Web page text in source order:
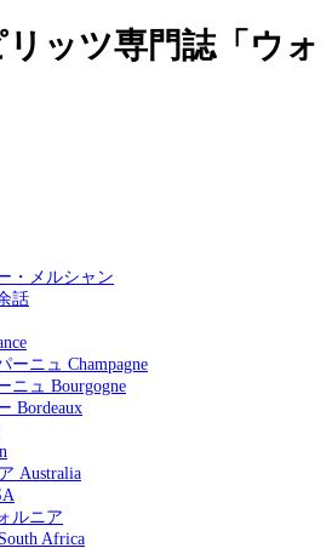
ッツ専門誌「ウォ
・メルシャン
話
ーニュ Champagne
ニュ Bourgogne
Bordeaux
Australia
ルニア
Africa